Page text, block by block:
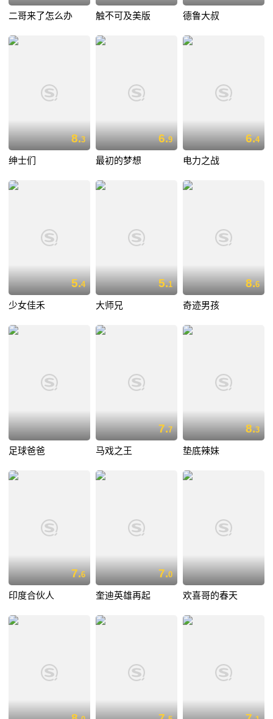
二哥来了怎么办 触不可及美版 德鲁大叔
8.3
绅士们
6.9
最初的梦想
6.4
电力之战
5.4
少女佳禾
5.1
大师兄
8.6
奇迹男孩
足球爸爸
7.7
马戏之王
8.3
垫底辣妹
7.6
印度合伙人
7.0
奎迪英雄再起 欢喜哥的春天